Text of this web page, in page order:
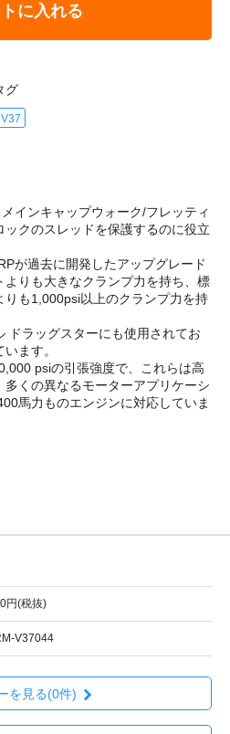
に入れる
グ
インキャップウォーク/フレッティ
クのスレッドを保護するのに役立
が過去に開発したアップグレード
りも大きなクランプ力を持ち、標
りも1,000psi以上のクランプ力を持
ドラッグスターにも使用されてお
ます。
psiの引張強度で、これらは高
くの異なるモーターアプリケーシ
馬力ものエンジンに対応していま
円(税抜)
V37044
を見る(0件)